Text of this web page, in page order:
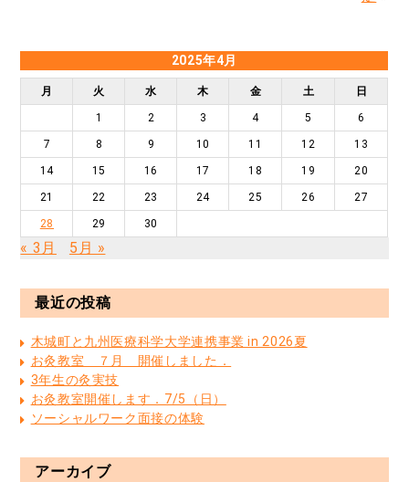
2025年4月
月 火 水 木 金 土 日
1 2 3 4 5 6
7 8 9 10 11 12 13
14 15 16 17 18 19 20
21 22 23 24 25 26 27
28 29 30
« 3月 5月 »
最近の投稿
木城町と九州医療科学大学連携事業 in 2026夏
お灸教室 ７月 開催しました．
3年生の灸実技
お灸教室開催します．7/5（日）
ソーシャルワーク面接の体験
アーカイブ